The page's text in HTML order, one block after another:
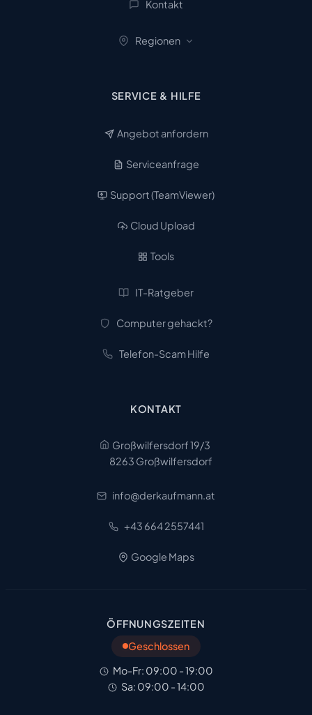
Kontakt
Regionen
SERVICE & HILFE
Angebot anfordern
Serviceanfrage
Support (TeamViewer)
Cloud Upload
Tools
IT-Ratgeber
Computer gehackt?
Telefon-Scam Hilfe
KONTAKT
Großwilfersdorf 19/3
8263 Großwilfersdorf
info@derkaufmann.at
+43 664 2557441
Google Maps
ÖFFNUNGSZEITEN
Geschlossen
Mo-Fr: 09:00 - 19:00
Sa: 09:00 - 14:00